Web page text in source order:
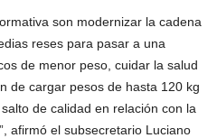
son modernizar la cadena
reses para pasar a una
de menor peso, cuidar la salud
de cargar pesos de hasta 120 kg
de calidad en relación con la
afirmó el subsecretario Luciano